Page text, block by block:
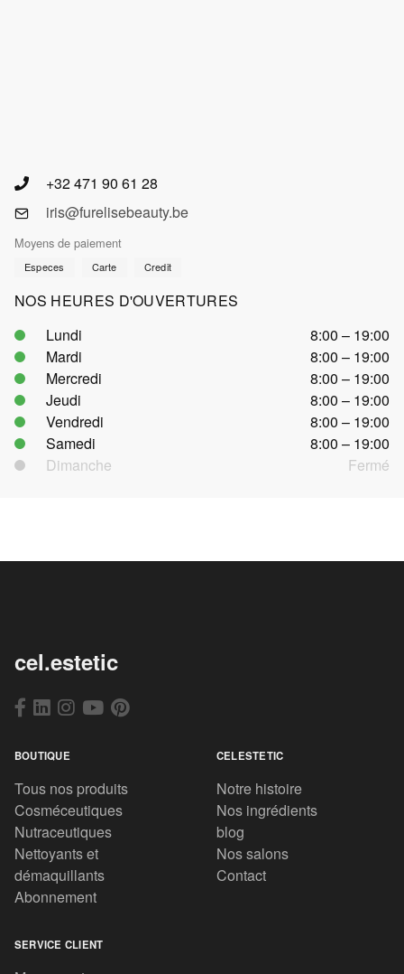
+32 471 90 61 28
iris@furelisebeauty.be
Moyens de paiement
Especes Carte Credit
NOS HEURES D'OUVERTURES
Lundi
8:00 – 19:00
Mardi
8:00 – 19:00
Mercredi
8:00 – 19:00
Jeudi
8:00 – 19:00
Vendredi
8:00 – 19:00
Samedi
8:00 – 19:00
Dimanche
Fermé
cel.estetic
BOUTIQUE
Tous nos produits
Cosméceutiques
Nutraceutiques
Nettoyants et
démaquillants
Abonnement
CELESTETIC
Notre histoire
Nos ingrédients
blog
Nos salons
Contact
SERVICE CLIENT